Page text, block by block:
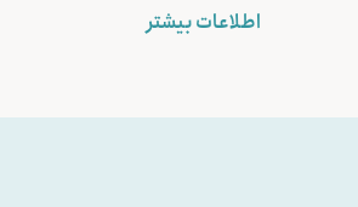
5.00
از 5
اطلاعات بیشتر